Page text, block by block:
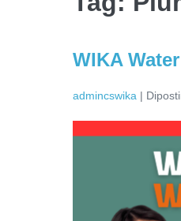
WIKA
admincswika |
Distributor